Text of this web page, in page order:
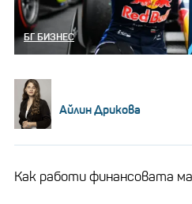
БГ БИЗНЕС
Айлин Дрикова
Как работи финансовата